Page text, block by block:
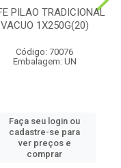
PILAO TRADICIONAL
VACUO 1X250G(20)
Código: 70076
Embalagem: UN
Faça seu login ou
cadastre-se para
ver preços e
comprar